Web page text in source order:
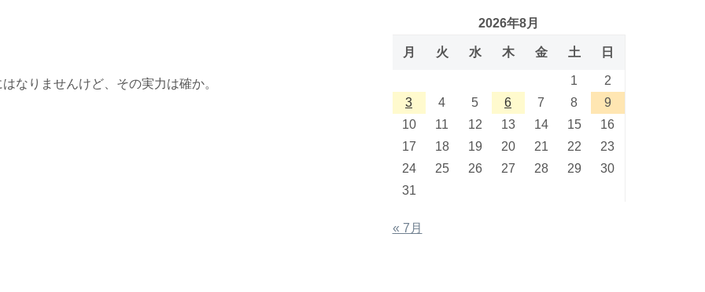
なりませんけど、その実力は確か。
2026年8月
月 火 水 木 金 土 日
1
2
3
4 5 6 7 8
9
10
11 12 13 14 15
16
17
18 19 20 21 22
23
24
25 26 27 28 29
30
31
« 7月